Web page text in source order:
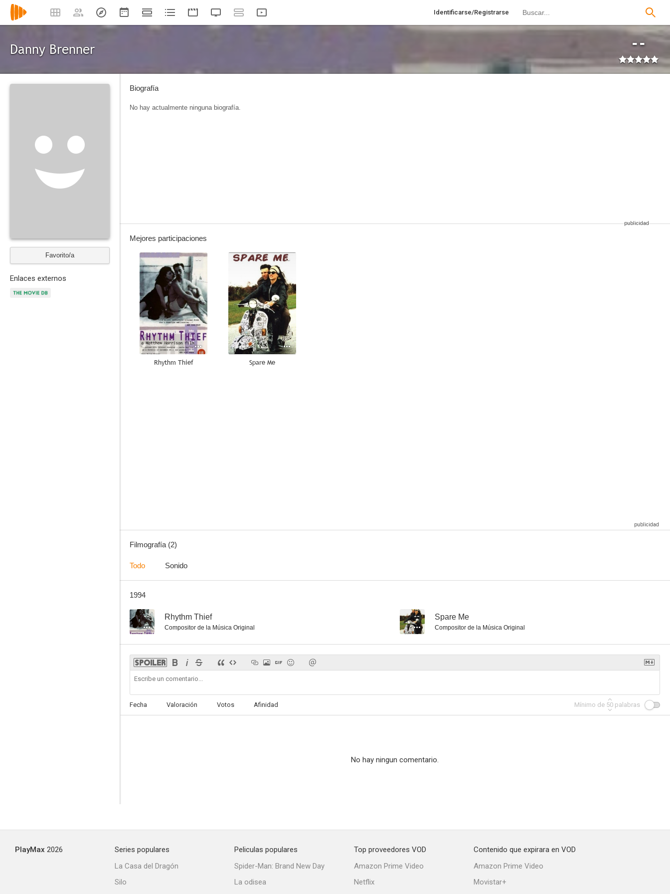
Identificarse/Registrarse
Danny Brenner --
Favorito/a
Enlaces externos
Biografía
No hay actualmente ninguna biografía.
Mejores participaciones
--
Rhythm Thief
--
Spare Me
Filmografía (2)
Todo Sonido
1994
-- Rhythm Thief
Compositor de la Música Original
-- Spare Me
Compositor de la Música Original
Fecha Valoración Votos Afinidad Mínimo de 50 palabras
No hay ningun comentario.
PlayMax 2026
Series populares
La Casa del Dragón
Silo
Peliculas populares
Spider-Man: Brand New Day
La odisea
Top proveedores VOD
Amazon Prime Video
Netflix
Contenido que expirara en VOD
Amazon Prime Video
Movistar+